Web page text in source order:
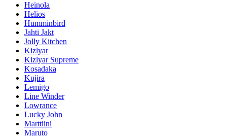
Heinola
Helios
Humminbird
Jahti Jakt
Jolly Kitchen
Kizlyar
Kizlyar Supreme
Kosadaka
Kujira
Lemigo
Line Winder
Lowrance
Lucky John
Marttiini
Maruto